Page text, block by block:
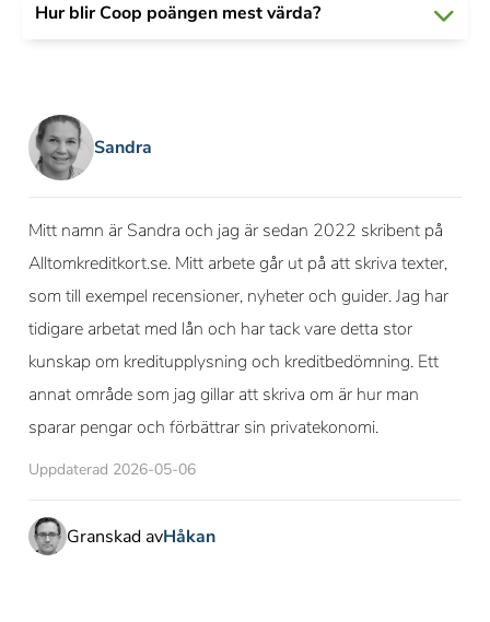
Hur blir Coop poängen mest värda?
Sandra
Mitt namn är Sandra och jag är sedan 2022 skribent på
Alltomkreditkort.se. Mitt arbete går ut på att skriva texter,
som till exempel recensioner, nyheter och guider. Jag har
tidigare arbetat med lån och har tack vare detta stor
kunskap om kreditupplysning och kreditbedömning. Ett
annat område som jag gillar att skriva om är hur man
sparar pengar och förbättrar sin privatekonomi.
Uppdaterad 2026-05-06
Granskad avHåkan